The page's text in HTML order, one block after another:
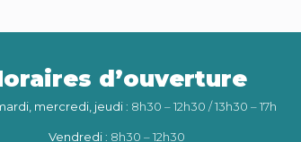
d’ouverture
mercredi, jeudi: 8h30 – 12h30 / 13h30 – 17h
Vendredi: 8h30 – 12h30